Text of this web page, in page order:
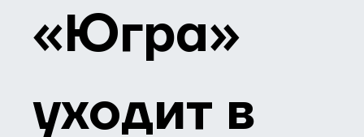
«Югра»
уходит в